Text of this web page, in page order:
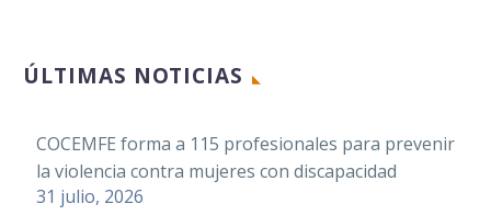
Compartir
La Federación
Española de Fibrosis
Quística (FEFQ),
reforzar sus medidas
Facebook
07 Ago 2025
ÚLTIMAS NOTICIAS
COCEMFE forma a 115 profesionales para prevenir
la violencia contra mujeres con discapacidad
31 julio, 2026